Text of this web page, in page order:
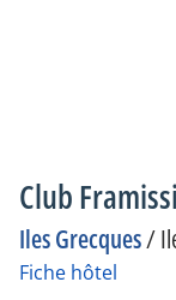
Club
Iles Grecques/
Fiche hôtel